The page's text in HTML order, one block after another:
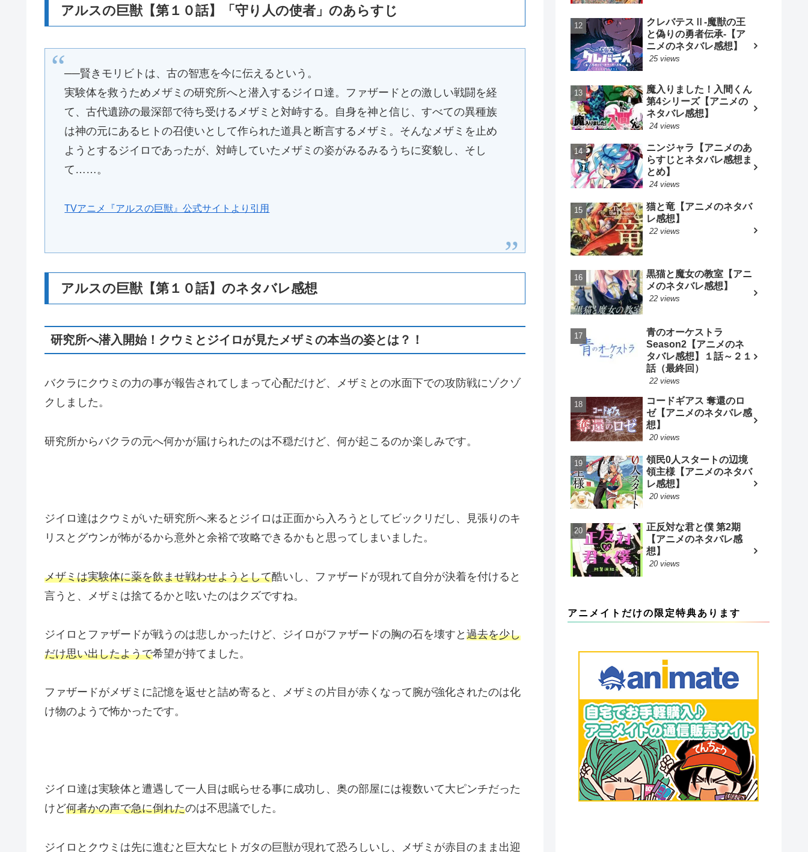
アルスの巨獣【第１０話】「守り人の使者」のあらすじ
──賢きモリビトは、古の智恵を今に伝えるという。
実験体を救うためメザミの研究所へと潜入するジイロ達。ファザードとの激しい戦闘を経
て、古代遺跡の最深部で待ち受けるメザミと対峙する。自身を神と信じ、すべての異種族
は神の元にあるヒトの召使いとして作られた道具と断言するメザミ。そんなメザミを止め
ようとするジイロであったが、対峙していたメザミの姿がみるみるうちに変貌し、そし
て……。
TVアニメ『アルスの巨獣』公式サイトより引用
アルスの巨獣【第１０話】のネタバレ感想
研究所へ潜入開始！クウミとジイロが見たメザミの本当の姿とは？！
バクラにクウミの力の事が報告されてしまって心配だけど、メザミとの水面下での攻防戦にゾクゾ
クしました。
研究所からバクラの元へ何かが届けられたのは不穏だけど、何が起こるのか楽しみです。
ジイロ達はクウミがいた研究所へ来るとジイロは正面から入ろうとしてビックリだし、見張りのキ
リスとグウンが怖がるから意外と余裕で攻略できるかもと思ってしまいました。
メザミは実験体に薬を飲ませ戦わせようとして酷いし、ファザードが現れて自分が決着を付けると
言うと、メザミは捨てるかと呟いたのはクズですね。
ジイロとファザードが戦うのは悲しかったけど、ジイロがファザードの胸の石を壊すと 過去を少し
だけ思い出したようで希望が持てました。
ファザードがメザミに記憶を返せと詰め寄ると、メザミの片目が赤くなって腕が強化されたのは化
け物のようで怖かったです。
ジイロ達は実験体と遭遇して一人目は眠らせる事に成功し、奥の部屋には複数いて大ピンチだった
けど何者かの声で急に倒れたのは不思議でした。
ジイロとクウミは先に進むと巨大なヒトガタの巨獣が現れて恐ろしいし、メザミが赤目のまま出迎
クレバテスⅡ-魔獣の王
と偽りの勇者伝承-【ア
ニメのネタバレ感想】
25 views
魔入りました！入間くん
第4シリーズ【アニメの
ネタバレ感想】
24 views
ニンジャラ【アニメのあ
らすじとネタバレ感想ま
とめ】
24 views
猫と竜【アニメのネタバ
レ感想】
22 views
黒猫と魔女の教室【アニ
メのネタバレ感想】
22 views
青のオーケストラ
Season2【アニメのネ
タバレ感想】１話～２１
話（最終回）
22 views
コードギアス 奪還のロ
ゼ【アニメのネタバレ感
想】
20 views
領民0人スタートの辺境
領主様【アニメのネタバ
レ感想】
20 views
正反対な君と僕 第2期
【アニメのネタバレ感
想】
20 views
アニメイトだけの限定特典あります